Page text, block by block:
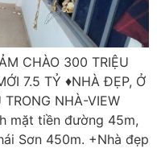
CHÀO 300 TRIỆU
7.5 TỶ ♦️NHÀ ĐẸP, Ở
TRONG NHÀ-VIEW
mặt tiền đường 45m,
Sơn 450m. +Nhà đẹp